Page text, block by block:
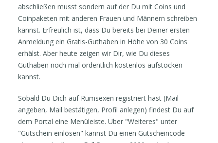
abschließen musst sondern auf der Du mit Coins und
Coinpaketen mit anderen Frauen und Männern schreiben
kannst. Erfreulich ist, dass Du bereits bei Deiner ersten
Anmeldung ein Gratis-Guthaben in Höhe von 30 Coins
erhälst. Aber heute zeigen wir Dir, wie Du dieses
Guthaben noch mal ordentlich kostenlos aufstocken
kannst.
Sobald Du Dich auf Rumsexen registriert hast (Mail
angeben, Mail bestätigen, Profil anlegen) findest Du auf
dem Portal eine Menüleiste. Über "Weiteres" unter
"Gutschein einlösen" kannst Du einen Gutscheincode